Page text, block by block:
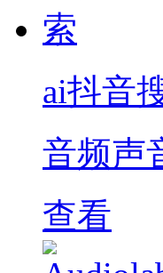
ai抖音
音频声
查看